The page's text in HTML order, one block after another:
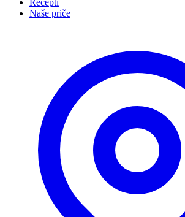
Recepti
Naše priče